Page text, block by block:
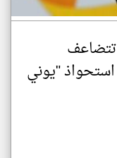
"يوني